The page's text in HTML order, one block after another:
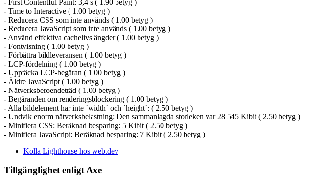
- First Contentful Paint: 3,4 s ( 1.90 betyg )
- Time to Interactive ( 1.00 betyg )
- Reducera CSS som inte används ( 1.00 betyg )
- Reducera JavaScript som inte används ( 1.00 betyg )
- Använd effektiva cachelivslängder ( 1.00 betyg )
- Fontvisning ( 1.00 betyg )
- Förbättra bildleveransen ( 1.00 betyg )
- LCP-fördelning ( 1.00 betyg )
- Upptäcka LCP-begäran ( 1.00 betyg )
- Äldre JavaScript ( 1.00 betyg )
- Nätverksberoendeträd ( 1.00 betyg )
- Begäranden om renderingsblockering ( 1.00 betyg )
- Alla bildelement har inte `width` och `height`: ( 2.50 betyg )
- Undvik enorm nätverksbelastning: Den sammanlagda storleken var 28 545 Kibit ( 2.50 betyg )
- Minifiera CSS: Beräknad besparing: 5 Kibit ( 2.50 betyg )
- Minifiera JavaScript: Beräknad besparing: 7 Kibit ( 2.50 betyg )
Kolla Lighthouse hos web.dev
Tillgänglighet enligt Axe